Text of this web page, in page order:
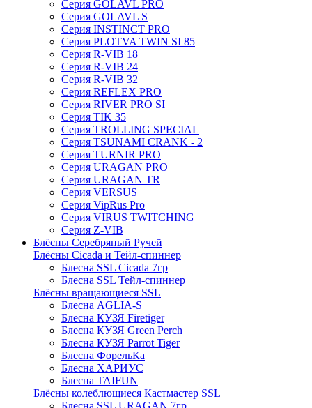
Серия GOLAVL PRO
Серия GOLAVL S
Серия INSTINCT PRO
Серия PLOTVA TWIN SI 85
Серия R-VIB 18
Серия R-VIB 24
Серия R-VIB 32
Серия REFLEX PRO
Серия RIVER PRO SI
Серия TIK 35
Серия TROLLING SPECIAL
Серия TSUNAMI CRANK - 2
Серия TURNIR PRO
Серия URAGAN PRO
Серия URAGAN TR
Серия VERSUS
Серия VipRus Pro
Серия VIRUS TWITCHING
Серия Z-VIB
Блёсны Серебряный Ручей
Блёсны Cicada и Тейл-спиннер
Блесна SSL Cicada 7гр
Блесна SSL Тейл-спиннер
Блёсны вращающиеся SSL
Блесна AGLIA-S
Блесна КУЗЯ Firetiger
Блесна КУЗЯ Green Perch
Блесна КУЗЯ Parrot Tiger
Блесна ФорельКа
Блесна ХАРИУС
Блесна TAIFUN
Блёсны колеблющиеся Кастмастер SSL
Блесна SSL URAGAN 7гр